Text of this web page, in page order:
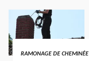
RAMONAGE DE